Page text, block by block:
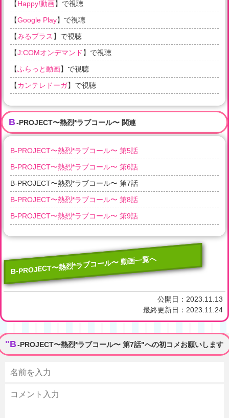
【Happy!動画】で視聴
【Google Play】で視聴
【みるプラス 】で視聴
【J:COMオンデマンド 】で視聴
【ふらっと動画】で視聴
【カンテレドーガ】で視聴
B-PROJECT〜熱烈*ラブコール〜 関連
B-PROJECT〜熱烈*ラブコール〜 第5話
B-PROJECT〜熱烈*ラブコール〜 第6話
B-PROJECT〜熱烈*ラブコール〜 第7話
B-PROJECT〜熱烈*ラブコール〜 第8話
B-PROJECT〜熱烈*ラブコール〜 第9話
B-PROJECT〜熱烈*ラブコール〜 動画一覧へ
公開日： 2023.11.13
最終更新日： 2023.11.24
"B-PROJECT〜熱烈*ラブコール〜 第7話"への初コメお願いします